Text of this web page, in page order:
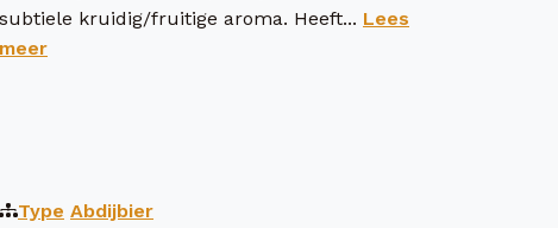
subtiele kruidig/fruitige aroma. Heeft... Lees
meer
Type Abdijbier